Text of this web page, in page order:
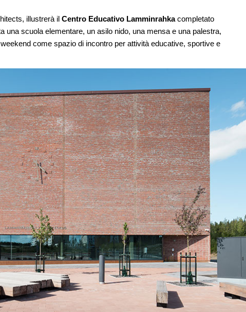
illustrerà il Centro Educativo Lamminrahkacompletato
una scuola elementare, un asilo nido, una mensa e una palestra,
come spazio di incontro per attività educative, sportive e